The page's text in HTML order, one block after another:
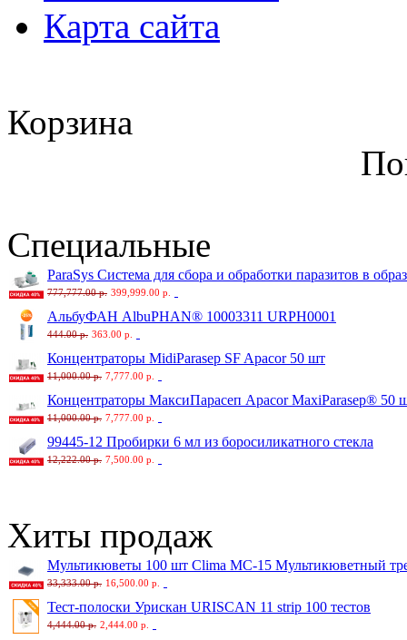
Карта сайта
Корзина
Специальные
ParaSys Система для сбора и обработки паразитов в
777,777.00 р. 399,999.00 р.
АльбуФАН AlbuPHAN® 10003311 URPH0001
444.00 р. 363.00 р.
Концентраторы MidiParasep SF Apacor 50 шт
11,000.00 р. 7,777.00 р.
Концентраторы МаксиПарасеп Apacor MaxiParasep® 50
11,000.00 р. 7,777.00 р.
99445-12 Пробирки 6 мл из боросиликатного стекла
12,222.00 р. 7,500.00 р.
Хиты продаж
Мультикюветы 100 шт Clima MC-15 Мультикюветный
33,333.00 р. 16,500.00 р.
Тест-полоски Урискан URISCAN 11 strip 100 тестов
4,444.00 р. 2,444.00 р.